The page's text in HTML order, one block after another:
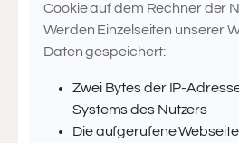
Cookie auf dem Rechner der
Werden Einzelseiten unserer
Daten gespeichert:
Zwei Bytes der IP-
Systems des Nutzers
Die aufgerufene Webseite